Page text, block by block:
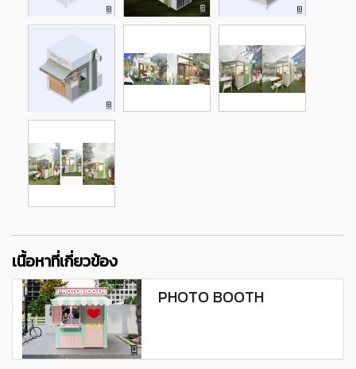
เนื้อหาที่เกี่ยวข้อง
PHOTO BOOTH